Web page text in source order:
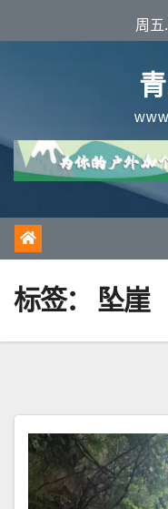
至
周五
标签： 坠崖